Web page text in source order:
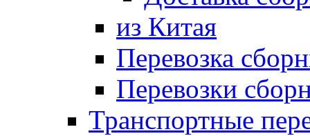
из Китая
Перевозка
Перевозки
Транспортные